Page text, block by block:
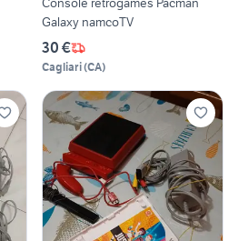
Galaxy namcoTV
30 €
Cagliari(CA)